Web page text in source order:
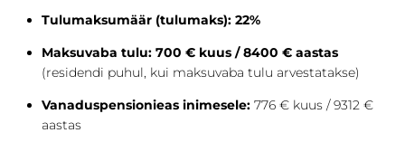
Tulumaksumäär (tulumaks): 22%
Maksuvaba tulu: 700 € kuus / 8400 € aastas
(residendi puhul, kui maksuvaba tulu arvestatakse)
Vanaduspensionieas inimesele: 776 € kuus / 9312 €
aastas